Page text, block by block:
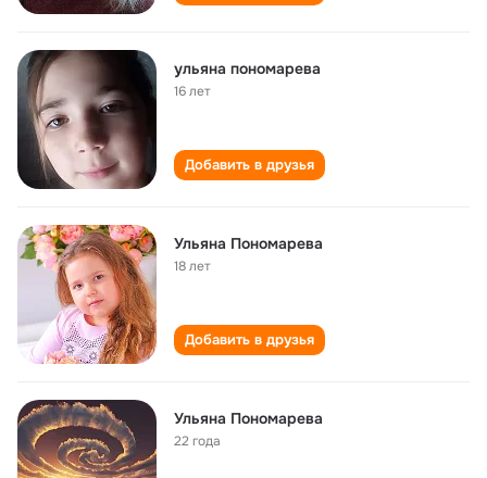
ульяна пономарева
16 лет
Добавить в друзья
Ульяна Пономарева
18 лет
Добавить в друзья
Ульяна Пономарева
22 года